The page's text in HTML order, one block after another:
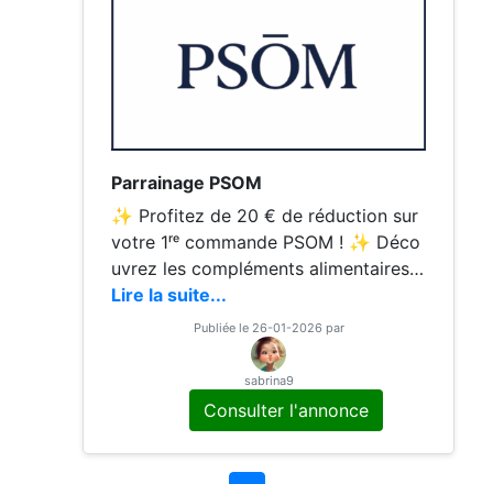
Parrainage PSOM
✨ Profitez de 20 € de réduction sur
votre 1ʳᵉ commande PSOM ! ✨ Déco
uvrez les compléments alimentaires
L’Essentiel et/ou Le Probiotique. Utilis
ez mon lien de parrainage pour bénéf
icier de l’offre. ⚠️ Important
Lire la suite...
Publiée le 26-01-2026 par
sabrina9
Consulter l'annonce